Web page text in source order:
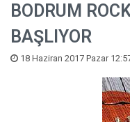
BODRUM
BAŞLIYOR
18 Haziran 2017 Pazar